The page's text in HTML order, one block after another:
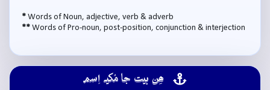
* Words of Noun, adjective, verb & adverb
** Words of Pro-noun, post-position, conjunction & interjection
ھِن بيت جا مُکيہ اِسم